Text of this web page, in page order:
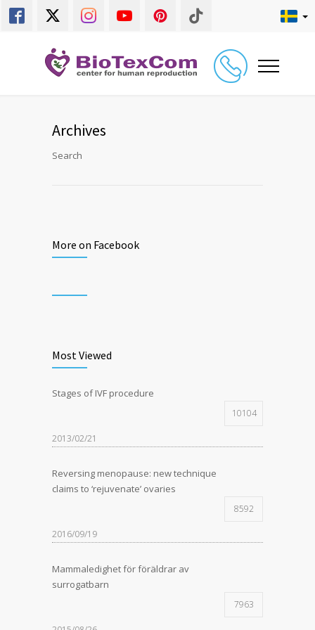
Archives
Search
More on Facebook
Most Viewed
Stages of IVF procedure
10104
2013/02/21
Reversing menopause: new technique
claims to ‘rejuvenate’ ovaries
8592
2016/09/19
Mammaledighet för föräldrar av
surrogatbarn
7963